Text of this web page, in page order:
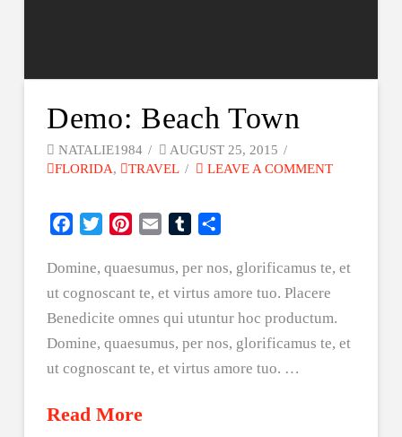
Demo: Beach Town
NATALIE1984
AUGUST 25, 2015
FLORIDA, TRAVEL LEAVE A COMMENT
Facebook
Twitter PinterestEmail Tumblr
Domine, quaesumus, per nos, glorificamus te, et
ut cognoscant te, et virtus amore tuo. Placere
Benedicite omnes qui utuntur hoc productum.
Domine, quaesumus, per nos, glorificamus te, et
ut cognoscant te, et virtus amore tuo. …
Read More